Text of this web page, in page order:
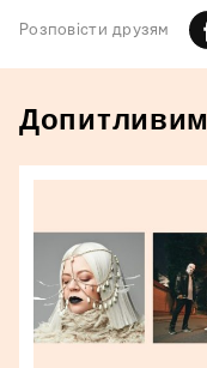
Розповiсти друзям
Допитливим